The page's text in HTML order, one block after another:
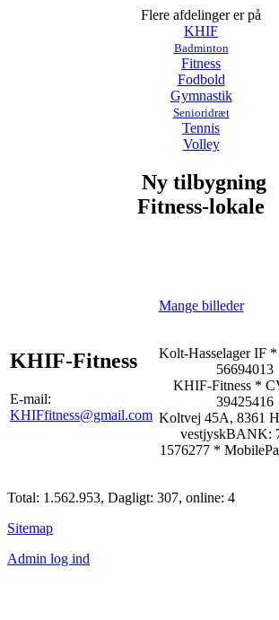
Flere afdelinger er på
KHIF
Badminton
Fitness
Fodbold
Gymnastik
Senioridræt
Tennis
Volley
Ny tilbygning
Fitness-lokale
Mange billeder
KHIF-Fitness
E-mail:
KHIFfitness@gmail.com
Kolt-Hasselager IF
56694013
KHIF-Fitness *
39425416
Koltvej 45A, 8361
vestjyskBANK:
1576277 *
Total: 1.562.953, Dagligt: 307, online: 4
Sitemap
Admin log ind